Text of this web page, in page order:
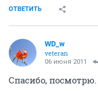
ОТВЕТИТЬ
WD_w
veteran
06 июня 2011
Спасибо, посмотрю.